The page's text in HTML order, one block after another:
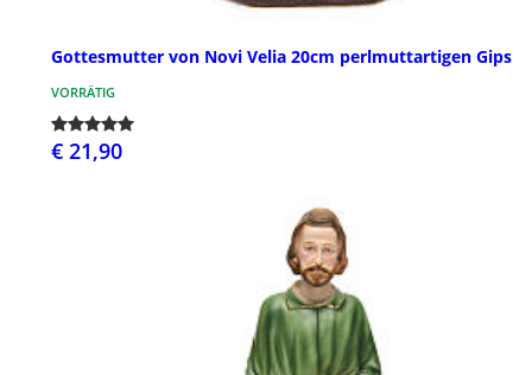
Gottesmutter von Novi Velia 20cm perlmuttartigen Gips
VORRÄTIG
€ 21,90